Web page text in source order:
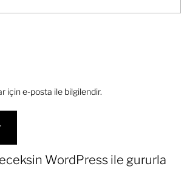
için e-posta ile bilgilendir.
WordPress ile gururla